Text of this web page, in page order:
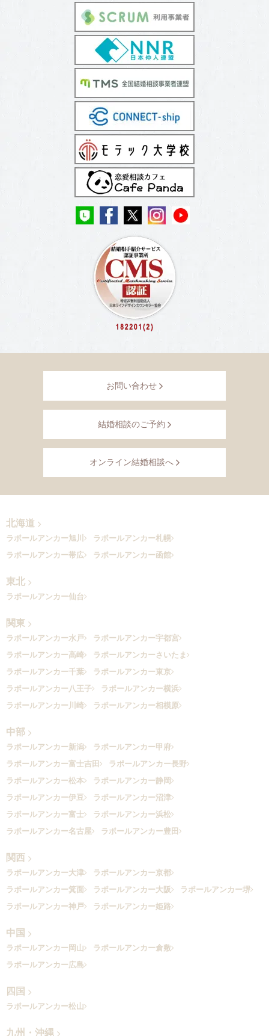
お問い合わせ
結婚相談のご予約
オンライン結婚相談へ
北海道
ラポールアンカー旭川
ラポールアンカー札幌
ラポールアンカー帯広
ラポールアンカー函館
東北
ラポールアンカー仙台
関東
ラポールアンカー水戸
ラポールアンカー宇都宮
ラポールアンカー高崎
ラポールアンカーさいたま
ラポールアンカー千葉
ラポールアンカー東京
ラポールアンカー八王子
ラポールアンカー横浜
ラポールアンカー川崎
ラポールアンカー相模原
中部
ラポールアンカー新潟
ラポールアンカー甲府
ラポールアンカー富士吉田
ラポールアンカー長野
ラポールアンカー松本
ラポールアンカー静岡
ラポールアンカー伊豆
ラポールアンカー沼津
ラポールアンカー富士
ラポールアンカー浜松
ラポールアンカー名古屋
ラポールアンカー豊田
関西
ラポールアンカー大津
ラポールアンカー京都
ラポールアンカー箕面
ラポールアンカー大阪
ラポールアンカー堺
ラポールアンカー神戸
ラポールアンカー姫路
中国
ラポールアンカー岡山
ラポールアンカー倉敷
ラポールアンカー広島
四国
ラポールアンカー松山
九州・沖縄